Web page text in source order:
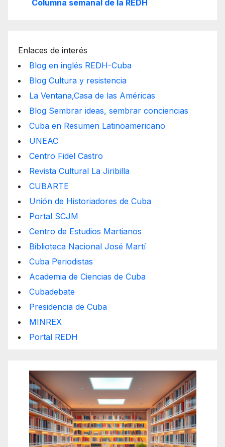
Columna semanal de la REDH
Enlaces de interés
Blog en inglés REDH-Cuba
Blog Cultura y resistencia
La Ventana,Casa de las Américas
Blog Sembrar ideas, sembrar conciencias
Cuba en Resumen Latinoamericano
UNEAC
Centro Fidel Castro
Revista Cultural La Jiribilla
CUBARTE
Unión de Historiadores de Cuba
Portal SCJM
Centro de Estudios Martianos
Biblioteca Nacional José Martí
Cuba Periodistas
Academia de Ciencias de Cuba
Cubadebate
Presidencia de Cuba
MINREX
Portal REDH